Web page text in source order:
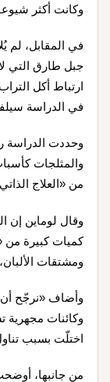
وكانت أكثر
في المقابل، لم
جبل طارق التي
ارتباط أكل
في الدراسة
وحددت الدراسة
والمثلجات
من «العلاج
وقال لوماين إن
كميات كبيرة من
ومشتقات
وأضاف «نرجّح أن
وكائنات مجهرية
اختلّت بسبب
من جانبها،